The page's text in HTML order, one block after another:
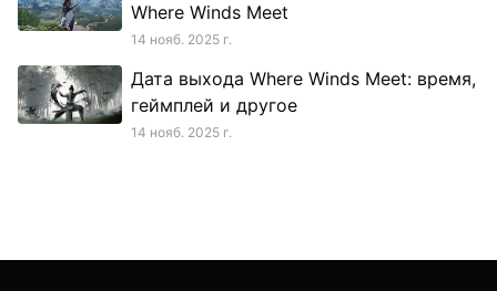
Where Winds Meet
14 нояб. 2025 г.
Дата выхода Where Winds Meet: время,
геймплей и другое
14 нояб. 2025 г.